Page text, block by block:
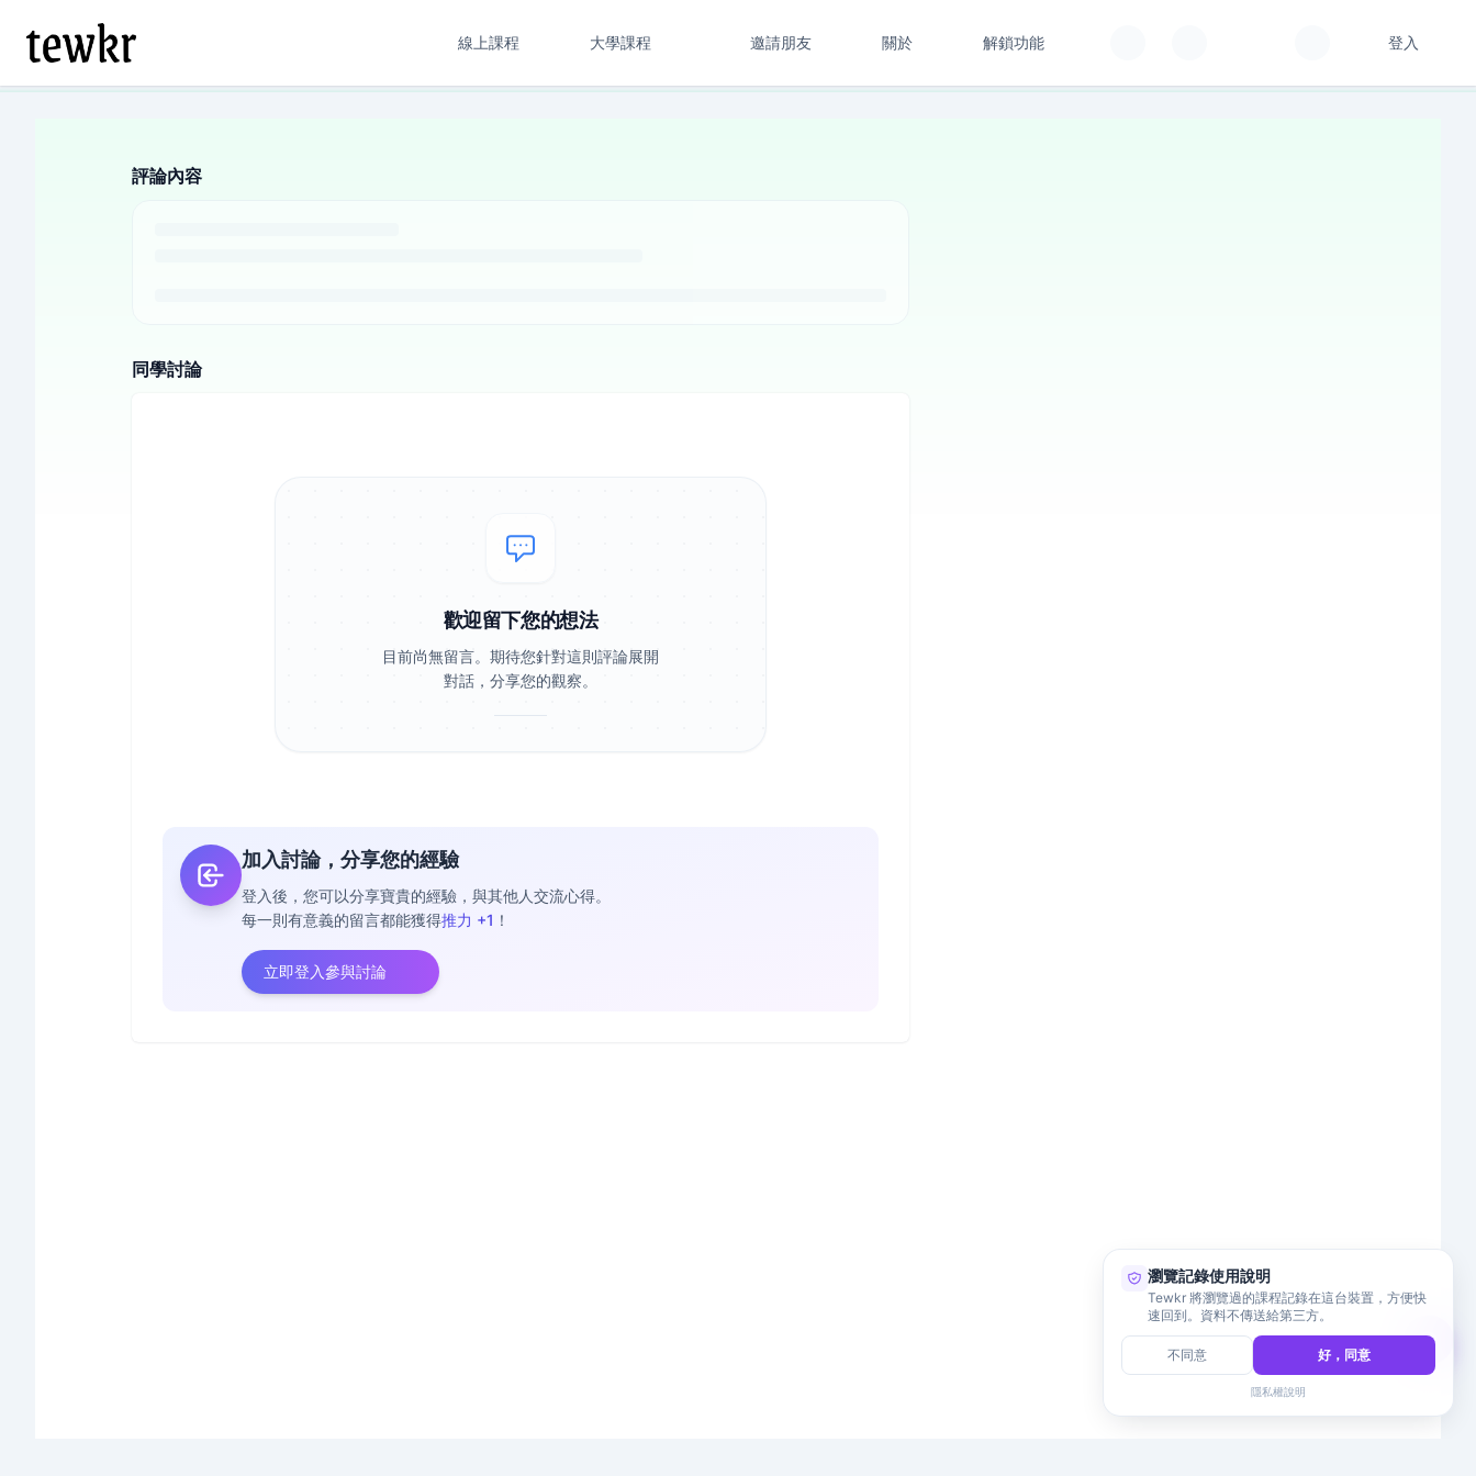
線上課程 大學課程 邀請朋友 關於 解鎖功能 登入
評論內容
同學討論
歡迎留下您的想法
目前尚無留言。期待您針對這則評論展開
對話，分享您的觀察。
加入討論，分享您的經驗
登入後，您可以分享寶貴的經驗，與其他人交流心得。
每一則有意義的留言都能獲得推力 +1 ！
立即登入參與討論
瀏覽記錄使用說明
Tewkr 將瀏覽過的課程記錄在這台裝置，方便快
速回到。資料不傳送給第三方。
不同意 好，同意
隱私權說明